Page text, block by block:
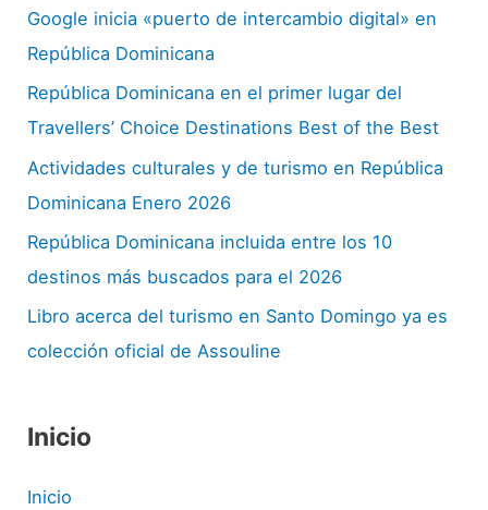
Google inicia «puerto de intercambio digital» en
República Dominicana
República Dominicana en el primer lugar del
Travellers’ Choice Destinations Best of the Best
Actividades culturales y de turismo en República
Dominicana Enero 2026
República Dominicana incluida entre los 10
destinos más buscados para el 2026
Libro acerca del turismo en Santo Domingo ya es
colección oficial de Assouline
Inicio
Inicio